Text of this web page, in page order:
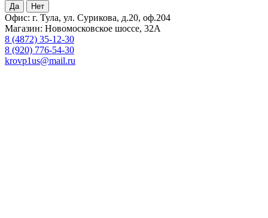
Да Нет
Офис: г. Тула, ул. Сурикова, д.20, оф.204
Магазин: Новомосковское шоссе, 32А
8 (4872) 35-12-30
8 (920) 776-54-30
krovp1us@mail.ru